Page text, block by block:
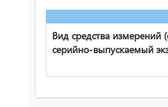
Вид средства измерений
серийно-выпускаемый